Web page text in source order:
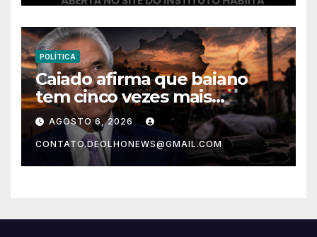
POLÍTICA
Caiado afirma que baiano
tem cinco vezes mais
chances de ser assassinado
do que um morador da
Ucrânia
AGOSTO 6, 2026
CONTATO.DEOLHONEWS@GMAIL.COM